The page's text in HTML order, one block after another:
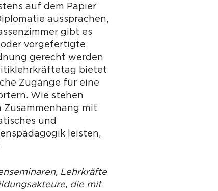
auf dem Papier
aussprachen,
gibt es
vorgefertigte
gerecht werden
bietet
Zugänge für eine
Wie stehen
mit
und
leisten,
Lehrkräfte
die mit